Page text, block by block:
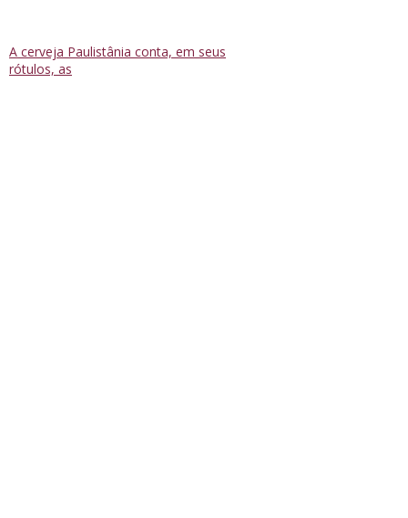
A cerveja Paulistânia conta, em seus
rótulos, as